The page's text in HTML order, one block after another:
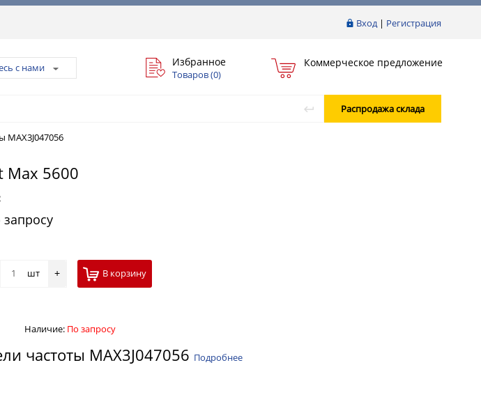
Вход| Регистрация
с нами Избранное
Товаров (0)
Коммерческое предложение
Распродажа склада
MAX3J047056
Max 5600
шт + В корзину
Наличие: По запросу
частоты MAX3J047056 Подробнее